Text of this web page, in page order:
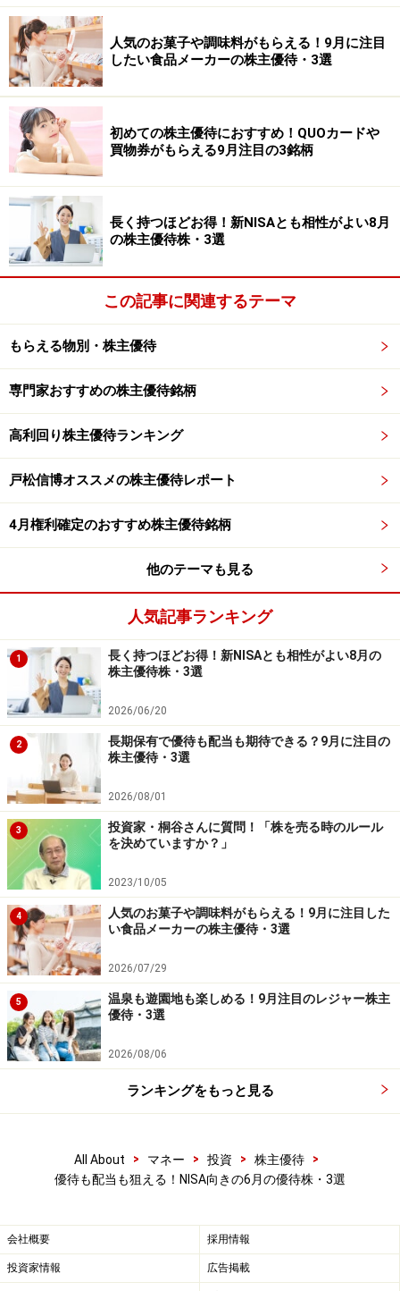
は、ディスカウント店の「ドン・キホーテ」などを展開
しています。株主優待では、グループ店舗で利用できる
電子マネー「majica」のポイントが付与される仕組みと
なっており、実生活で利用しやすい点が特徴です。食品
や日用品など幅広い商品を扱っているため、優待を日常
生活で活用しやすい点も魅力です。国内だけでなくアジ
アを中心に海外展開も進めており、中長期成長を期待す
る投資家も少なくありません。NISAでは「長く持ちなが
ら優待を楽しみたい」という投資家からも人気の高い銘
柄です。
アシックス＜7936＞
アシックス＜7936＞は、スポーツ用品大手です。株主優
待では、直営店舗や公式通販などで利用できる割引電子
できます。近年は健康志向やランニング需要拡大を背景
に業績面でも注目されるケースが増えています。また、
ることもあります。新NISAでは「成長性＋優待」を重視
する投資家も増えていますが、アシックスはその両方を
意識しやすい銘柄の1つです。世界的ブランドとしての
知名度も高く、中長期投資との相性が比較的よい企業と
※株主優待に関する情報は、記事執筆時点のものになり
ます。詳細につきましては、各社が発表している株主優
待内容をご確認ください。
※記載されている情報は、正確かつ信頼しうると判断し
た情報源から入手しておりますが、その正確性または完
全性を保証したものではありません。予告なく変更され
る場合があります。また、資産運用、投資はリスクを伴
います。投資に関する最終判断は、ご自身の責任でお願
いします。
※記事内容は執筆時点のものです。最新の内容をご確認くださ
い。
本記事の内容は一般的な情報提供を目的としており、特定の金融
商品や投資行動を推奨するものではありません。
投資や資産運用に関する最終的なご判断はご自身の責任において
行ってください。
掲載情報の正確性・完全性については十分に配慮しております
が、その内容を保証するものではなく、これに基づく損失・損害
などについて当社は一切の責任を負いません。
最新の情報や詳細については、必ず各金融機関やサービス提供者
の公式情報をご確認ください。
【編集部からのお知らせ】
・「家計」について、アンケート（2026/8/31まで）
を実施
人気のお菓子や調味料がもらえる！9月に注目
したい食品メーカーの株主優待・3選
初めての株主優待におすすめ！QUOカードや
買物券がもらえる9月注目の3銘柄
長く持つほどお得！新NISAとも相性がよい8月
の株主優待株・3選
この記事に関連するテーマ
もらえる物別・株主優待
専門家おすすめの株主優待銘柄
高利回り株主優待ランキング
戸松信博オススメの株主優待レポート
4月権利確定のおすすめ株主優待銘柄
他のテーマも見る
人気記事ランキング
1
長く持つほどお得！新NISAとも相性がよい8月の
株主優待株・3選
2026/06/20
2
長期保有で優待も配当も期待できる？9月に注目の
株主優待・3選
2026/08/01
3
投資家・桐谷さんに質問！「株を売る時のルール
を決めていますか？」
2023/10/05
4
人気のお菓子や調味料がもらえる！9月に注目した
い食品メーカーの株主優待・3選
2026/07/29
5
温泉も遊園地も楽しめる！9月注目のレジャー株主
優待・3選
2026/08/06
ランキングをもっと見る
All About > マネー > 投資 > 株主優待
>
優待も配当も狙える！NISA向きの6月の優待株・3選
会社概要 採用情報
投資家情報 広告掲載